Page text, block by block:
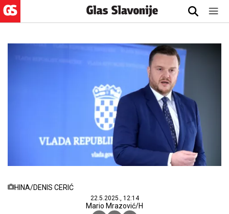
HINA/DENIS CERIĆ
22.5.2025., 12:14
Mario Mrazović/H